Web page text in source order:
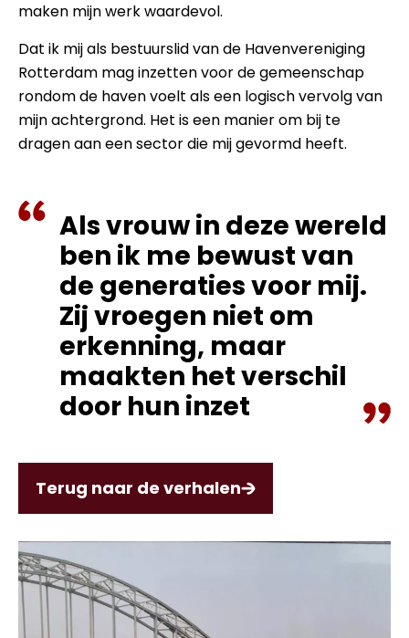
maken mijn werk waardevol.
Dat ik mij als bestuurslid van de Havenvereniging
Rotterdam mag inzetten voor de gemeenschap
rondom de haven voelt als een logisch vervolg van
mijn achtergrond. Het is een manier om bij te
dragen aan een sector die mij gevormd heeft.
Als vrouw in deze wereld
ben ik me bewust van
de generaties voor mij.
Zij vroegen niet om
erkenning, maar
maakten het verschil
door hun inzet
Terug naar de verhalen